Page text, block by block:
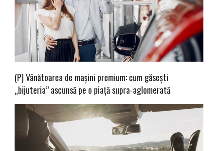
(P) Vânătoarea de mașini premium: cum găsești
„bijuteria” ascunsă pe o piață supra-aglomerată